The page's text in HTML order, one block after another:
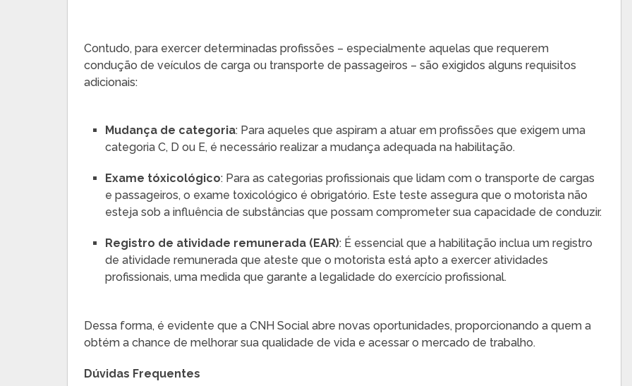
Contudo, para exercer determinadas profissões – especialmente aquelas que requerem
condução de veículos de carga ou transporte de passageiros – são exigidos alguns requisitos
adicionais:
Mudança de categoria: Para aqueles que aspiram a atuar em profissões que exigem uma
categoria C, D ou E, é necessário realizar a mudança adequada na habilitação.
Exame tóxicológico: Para as categorias profissionais que lidam com o transporte de cargas
e passageiros, o exame toxicológico é obrigatório. Este teste assegura que o motorista não
esteja sob a influência de substâncias que possam comprometer sua capacidade de conduzir.
Registro de atividade remunerada (EAR): É essencial que a habilitação inclua um registro
de atividade remunerada que ateste que o motorista está apto a exercer atividades
profissionais, uma medida que garante a legalidade do exercício profissional.
Dessa forma, é evidente que a CNH Social abre novas oportunidades, proporcionando a quem a
obtém a chance de melhorar sua qualidade de vida e acessar o mercado de trabalho.
Dúvidas Frequentes